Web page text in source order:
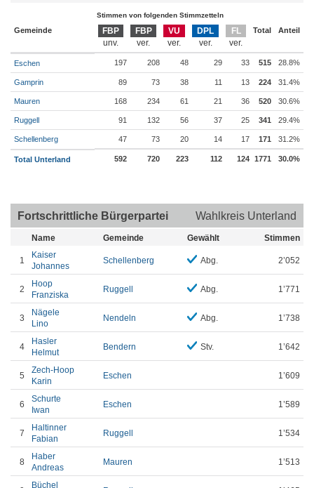
Stimmen von folgenden Stimmzetteln
Gemeinde FBP FBP VU DPL FL Total Anteil
Eschen 197 208 48 29 33 515 28.8%
Gamprin 89 73 38 11 13 224 31.4%
Mauren 168 234 61 21 36 520 30.6%
Ruggell 91 132 56 37 25 341 29.4%
Schellenberg 47 73 20 14 17 171 31.2%
Total Unterland 592 720 223 112 124 1771 30.0%
Fortschrittliche Bürgerpartei Wahlkreis Unterland
Name Gemeinde Gewählt Stimmen
1
Kaiser
Johannes
Schellenberg Abg. 2’052
2
Hoop
Franziska
Ruggell Abg. 1’771
3
Nägele
Lino
Nendeln Abg. 1’738
4
Hasler
Helmut
Bendern Stv. 1’642
5
Zech-Hoop
Karin
Eschen 1’609
6
Schurte
Iwan
Eschen 1’589
7
Haltinner
Fabian
Ruggell 1’534
8
Haber
Andreas
Mauren 1’513
Büchel